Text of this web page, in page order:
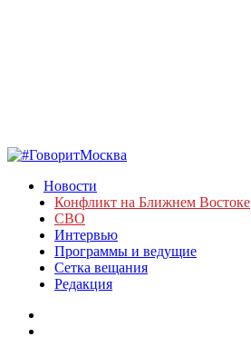
Новости
Конфликт на Ближнем Востоке
СВО
Интервью
Программы и ведущие
Сетка вещания
Редакция